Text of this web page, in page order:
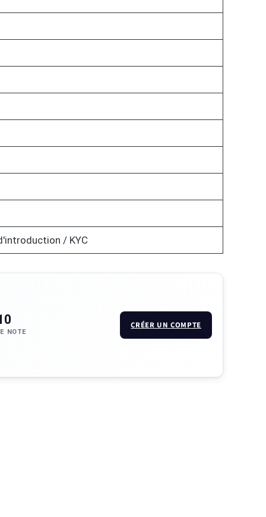
/ KYC
NOTE
CRÉER UN COMPTE